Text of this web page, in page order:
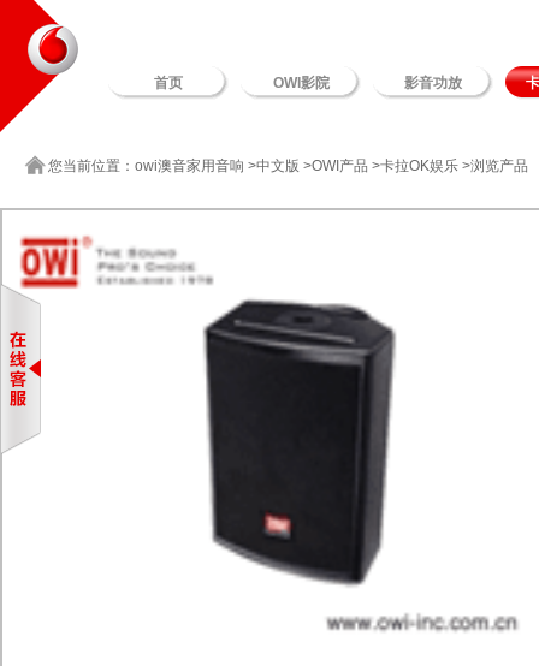
首页 OWI影院 影音功放
您当前位置： owi澳音家用音响 >中文版 >OWI产品 >卡拉OK娱乐 >浏览产品